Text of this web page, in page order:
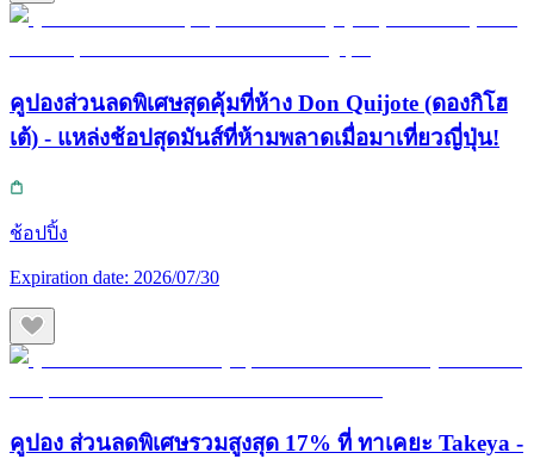
คูปองส่วนลดพิเศษสุดคุ้มที่ห้าง Don Quijote (ดองกิโฮ
เต้) - แหล่งช้อปสุดมันส์ที่ห้ามพลาดเมื่อมาเที่ยวญี่ปุ่น!
ช้อปปิ้ง
Expiration date: 2026/07/30
คูปอง ส่วนลดพิเศษรวมสูงสุด 17% ที่ ทาเคยะ Takeya -